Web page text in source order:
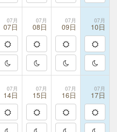
07月
07日
07月
08日
07月
09日
07月
10日
07月
14日
07月
15日
07月
16日
07月
17日